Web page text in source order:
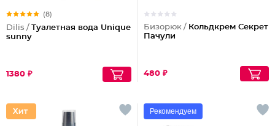
(8)
Dilis / Туалетная вода Unique
sunny
1380 ₽
Бизорюк / Кольдкрем Секрет
Пачули
480 ₽
Рекомендуем